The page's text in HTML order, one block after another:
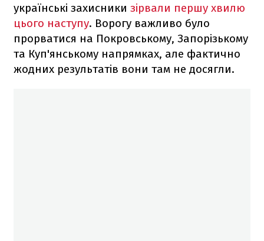
українські захисники зірвали першу хвилю
цього наступу. Ворогу важливо було
прорватися на Покровському, Запорізькому
та Куп'янському напрямках, але фактично
жодних результатів вони там не досягли.